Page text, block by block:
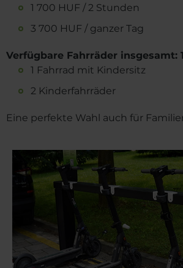
1 700 HUF / 2 Stunden
3 700 HUF / ganzer Tag
Verfügbare Fahrräder insgesamt:
1 Fahrrad mit Kindersitz
2 Kinderfahrräder
Eine perfekte Wahl auch für